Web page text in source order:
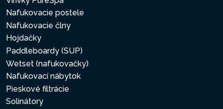
Nafukovacie postele
Nafukovacie člny
Hojdačky
Paddleboardy (SUP)
Wetset (nafukovačky)
Nafukovací nábytok
Pieskové filtrácie
Solinátory